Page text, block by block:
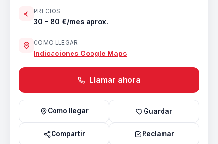
PRECIOS
30 - 80 €/mes aprox.
COMO LLEGAR
Indicaciones Google Maps
Llamar ahora
Como llegar Guardar
Compartir Reclamar